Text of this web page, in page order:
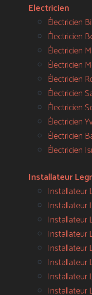
Electricien
Électricien
Électricien
Électricien
Électricien
Électricien
Électricien
Électricien
Électricien
Électricien
Électricien
Installateur
Installateur
Installateur
Installateur
Installateur
Installateur
Installateur
Installateur
Installateur